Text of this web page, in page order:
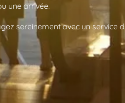
une arrivée.
sereinement avec un service